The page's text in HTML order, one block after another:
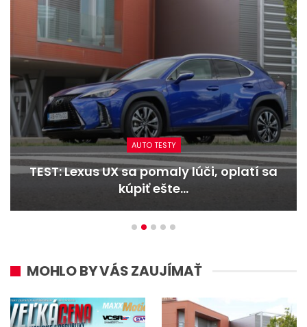
AUTO TESTY
TEST: Lexus UX sa pomaly lúči, oplatí sa
kúpiť ešte…
MOHLO BY VÁS ZAUJÍMAŤ